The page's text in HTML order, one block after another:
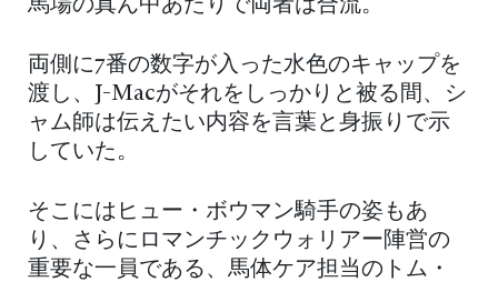
馬場の真ん中あたりで両者は合流。
両側に7番の数字が入った水色のキャップを
渡し、J-Macがそれをしっかりと被る間、シ
ャム師は伝えたい内容を言葉と身振りで示
していた。
そこにはヒュー・ボウマン騎手の姿もあ
り、さらにロマンチックウォリアー陣営の
重要な一員である、馬体ケア担当のトム・